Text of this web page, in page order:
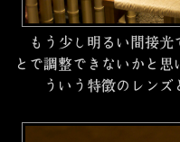
もう少し明るい間接光
とで調整できないかと思
ういう特徴のレンズ